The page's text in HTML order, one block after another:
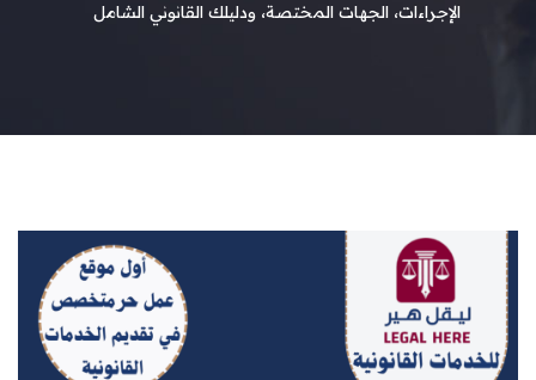
الإجراءات، الجهات المختصة، ودليلك القانوني الشامل